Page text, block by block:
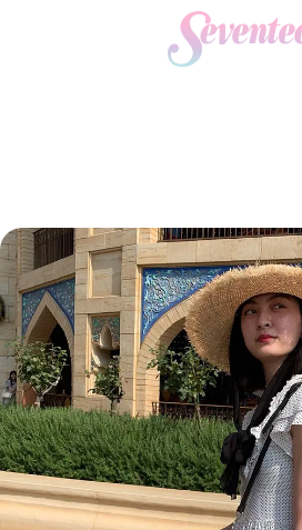
FASHION
ファッションニュース
モデル私服
着回し
着痩せ
BEAUTY
ビューティニュース
トレンドメイク
ベストコスメ
ヘアアレンジ・ヘアケア
スキンケア
ボディケア
SCHOOL
スクールニュース
制服コーデ
学校ヘアメイク
勉強・受験・進路
ENTERTAINMENT
エンタメニュース
なにわ男子
K-POP
LIFESTYLE
ライフスタイルニュース
JKランキング・アワード
モデルの購入品
JK TREND
JKトレンドニュース
MODELS